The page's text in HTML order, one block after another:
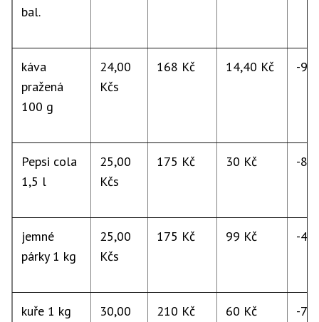
bal.
káva
pražená
100 g
24,00
Kčs
168 Kč 14,40 Kč -91
Pepsi cola
1,5 l
25,00
Kčs
175 Kč 30 Kč -83
jemné
párky 1 kg
25,00
Kčs
175 Kč 99 Kč -43
kuře 1 kg
30,00
210 Kč 60 Kč -71